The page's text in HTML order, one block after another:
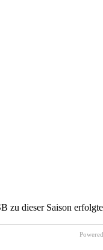
zu dieser Saison